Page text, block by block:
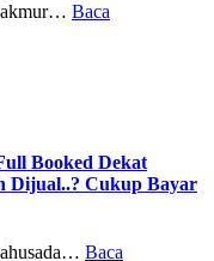
Baca
Booked Dekat
Dijual..? Cukup Bayar
Baca